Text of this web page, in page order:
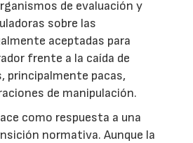
de evaluación y
sobre las
aceptadas para
frente a la caída de
principalmente pacas,
de manipulación.
como respuesta a una
normativa. Aunque la